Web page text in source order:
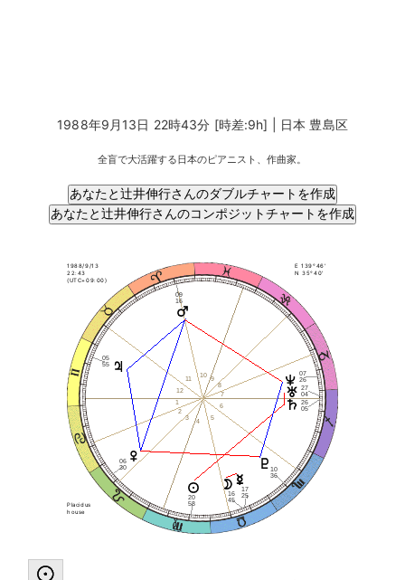
1988年9月13日 22時43分 [時差:9h] | 日本 豊島区
全盲で大活躍する日本のピアニスト、作曲家。
1988/9/13
22:43
(UTC+09:00)
E 139°46'
N 35°40'
Placidus
house
1
2
3
4
5
6
7
8
9
10
11
12
20
58
16
45
17
25
06
30
09
16
05
55
26
05
27
04
07
26
10
36